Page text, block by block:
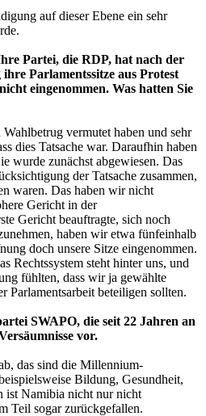
auf dieser Ebene ein sehr
Partei, die RDP, hat nach der
Parlamentssitze aus Protest
eingenommen. Was hatten Sie
vermutet haben und sehr
dies Tatsache war. Daraufhin haben
wurde zunächst abgewiesen. Das
der Tatsache zusammen,
waren. Das haben wir nicht
Gericht in der
Gericht beauftragte, sich noch
haben wir etwa fünfeinhalb
doch unsere Sitze eingenommen.
Rechtssystem steht hinter uns, und
fühlten, dass wir ja gewählte
Parlamentsarbeit beteiligen sollten.
SWAPO, die seit 22 Jahren an
vor.
das sind die Millennium-
Bildung, Gesundheit,
ist Namibia nicht nur nicht
Teil sogar zurückgefallen.